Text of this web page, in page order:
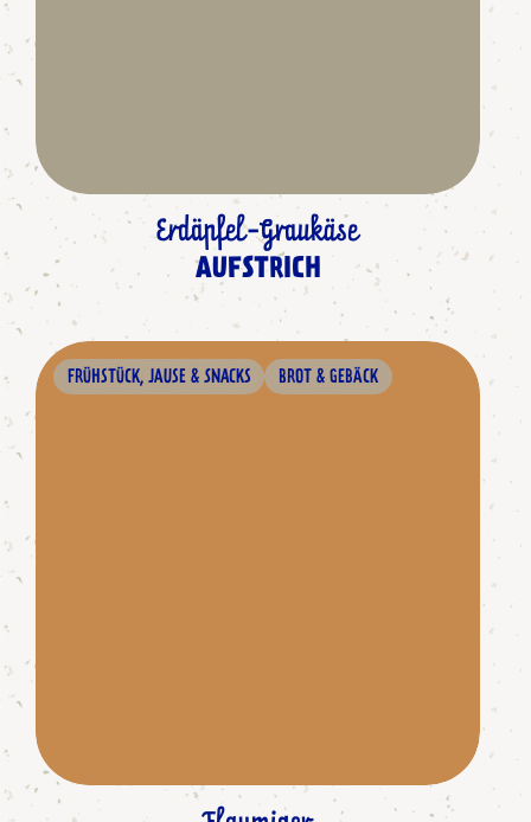
Erdäpfel-Graukäse
AUFSTRICH
FRÜHSTÜCK, JAUSE & SNACKS BROT & GEBÄCK